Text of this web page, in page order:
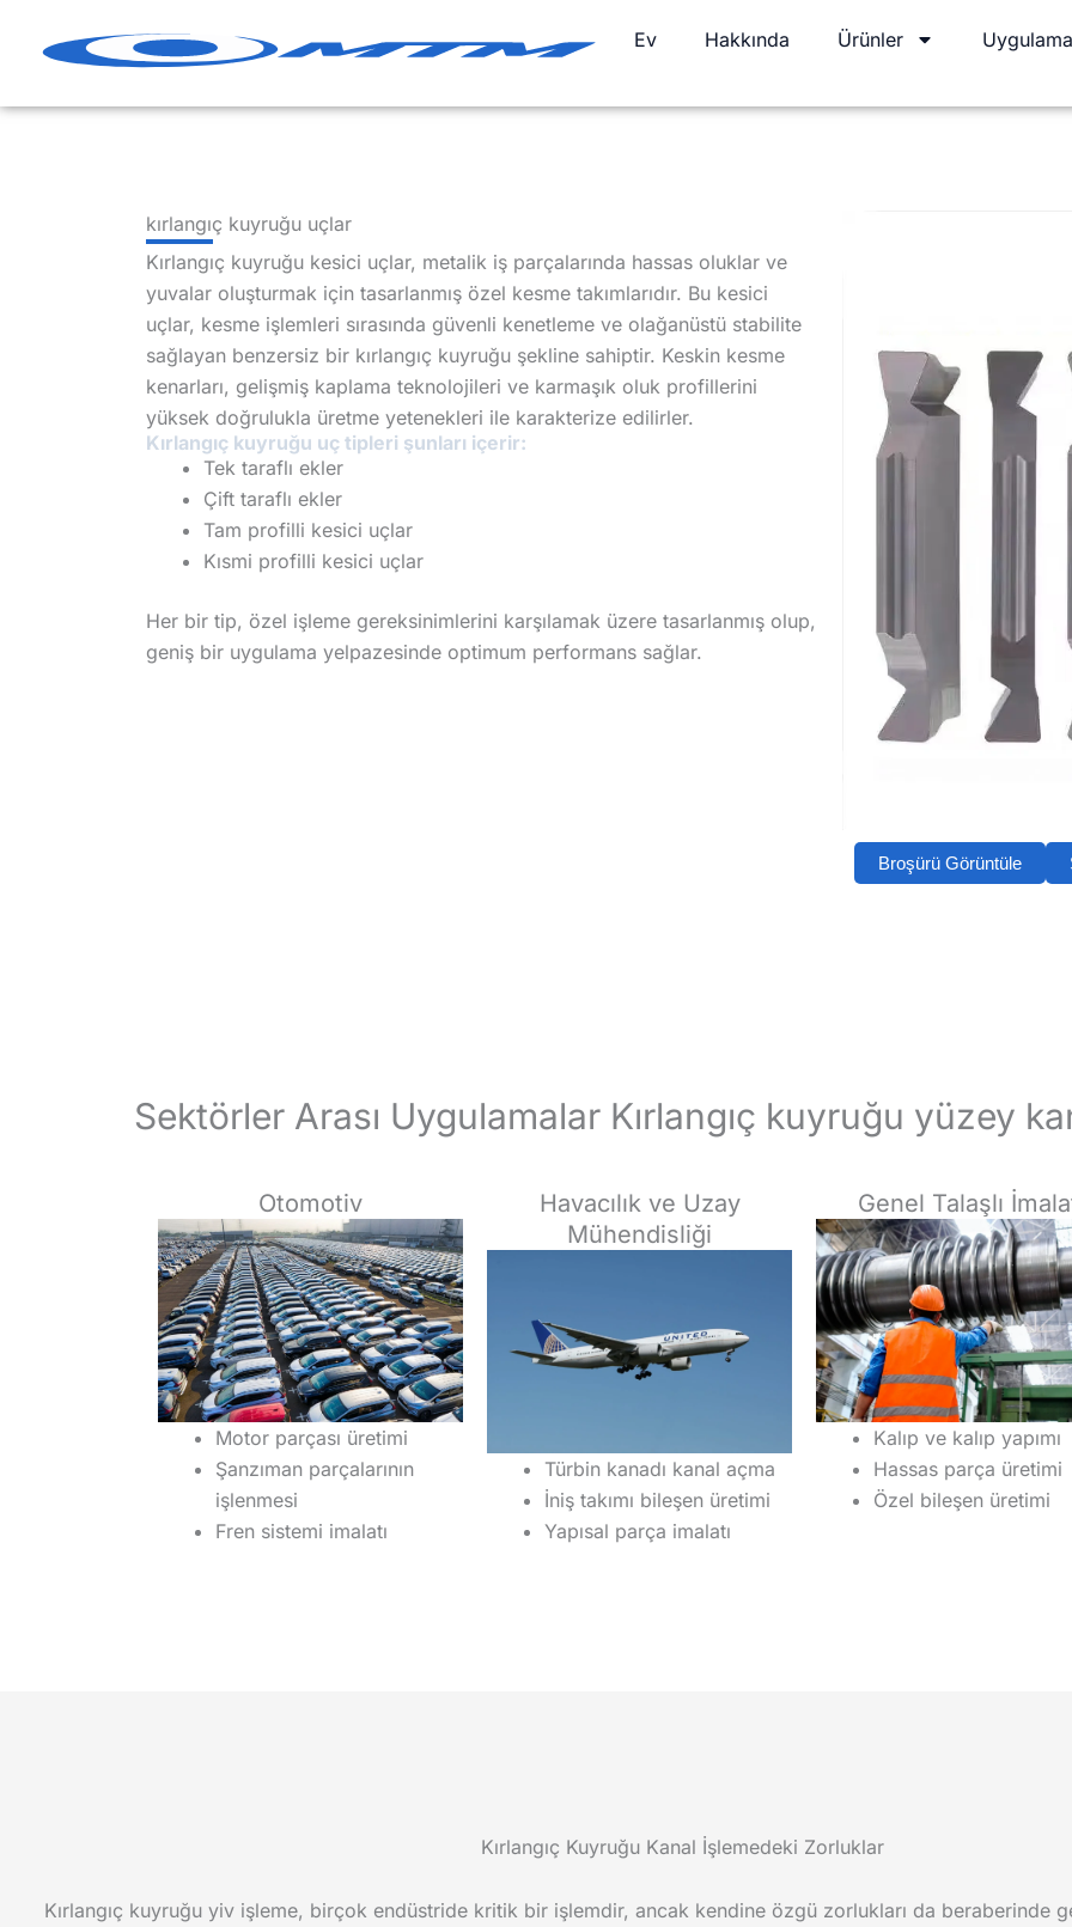
Ev Hakkında Ürünler
kırlangıç kuyruğu uçlar
Kırlangıç kuyruğu kesici uçlar, metalik iş parçalarında hassas oluklar ve
yuvalar oluşturmak için tasarlanmış özel kesme takımlarıdır. Bu kesici
uçlar, kesme işlemleri sırasında güvenli kenetleme ve olağanüstü stabilite
sağlayan benzersiz bir kırlangıç kuyruğu şekline sahiptir. Keskin kesme
kenarları, gelişmiş kaplama teknolojileri ve karmaşık oluk profillerini
yüksek doğrulukla üretme yetenekleri ile karakterize edilirler.
Kırlangıç kuyruğu uç tipleri şunları içerir:
Tek taraflı ekler
Çift taraflı ekler
Tam profilli kesici uçlar
Kısmi profilli kesici uçlar
Her bir tip, özel işleme gereksinimlerini karşılamak üzere tasarlanmış olup,
geniş bir uygulama yelpazesinde optimum performans sağlar.
Broşürü Görüntüle
Sektörler Arası Uygulamalar Kırlangıç kuyruğu yüzey
Otomotiv
Motor parçası üretimi
Şanzıman parçalarının
işlenmesi
Fren sistemi imalatı
Havacılık ve Uzay
Mühendisliği
Türbin kanadı kanal açma
İniş takımı bileşen üretimi
Yapısal parça imalatı
Genel Talaşlı
Kalıp ve kalıp yapımı
Hassas parça üretimi
Özel bileşen üretimi
Kırlangıç Kuyruğu Kanal İşlemedeki Zorluklar
Kırlangıç kuyruğu yiv işleme, birçok endüstride kritik bir işlemdir, ancak kendine özgü zorlukları da beraberinde